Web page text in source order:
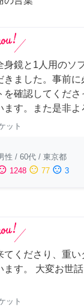
身鏡と1人用のソ
きました。事前
を確認してくだ
ます。また是非よ
ット
性 / 60代 / 東京都
1248 sentiment_neutral 77 sentiment_dissatisfied 3
てくださり、重
ます。 大変お世
ット